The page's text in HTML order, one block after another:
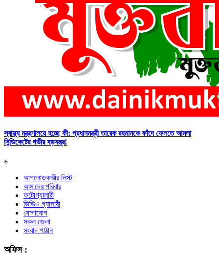
স্বাস্থ্য মন্ত্রণালয়ে হচ্ছে কী: প্রধানমন্ত্রী তারেক রহমানকে ফাঁদে ফেলতে আমলা
সিন্ডিকেটের গভীর ষড়যন্ত্র!
৬
আপলোডকারীর লিস্ট
আমাদের পরিবার
ফটোগ্যালারী
ভিডিও গ্যালারী
যোগাযোগ
সকল জেলা
সংবাদ পাঠান
অফিস :